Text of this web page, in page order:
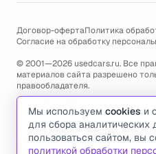
Договор-офертаПолитика
Согласие на обработку
© 2001—2026 usedcars.ru. Все
материалов сайта разрешено
правообладателя.
Пользуясь сайтом, вы
политикой обработки
По всем вопросам связанным с
и проблемами обращайтесь по
Мы используем cookies и
для сбора
пользоваться сайтом, вы
политикой обработки